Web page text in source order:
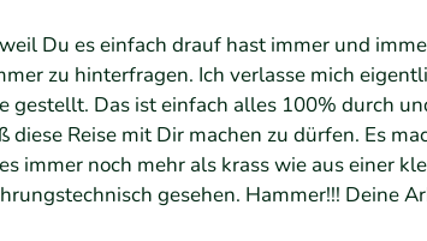
Du es einfach drauf hast immer und
zu hinterfragen. Ich verlasse mich
Das ist einfach alles 100% durch
Reise mit Dir machen zu dürfen. Es
immer noch mehr als krass wie aus einer
gesehen. Hammer!!! Deine